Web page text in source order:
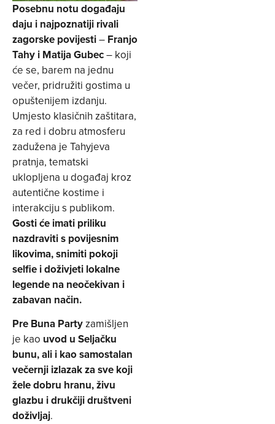
Posebnu notu događaju
daju i najpoznatiji rivali
zagorske povijesti– Franjo
Tahy i Matija Gubec– koji
će se, barem na jednu
večer, pridružiti gostima u
opuštenijem izdanju.
Umjesto klasičnih zaštitara,
za red i dobru atmosferu
zadužena je Tahyjeva
pratnja, tematski
uklopljena u događaj kroz
autentične kostime i
interakciju s publikom.
Gosti će imati priliku
nazdraviti s povijesnim
likovima, snimiti pokoji
selfie i doživjeti lokalne
legende na neočekivan i
zabavan način.
Pre Buna Partyzamišljen
je kao uvod u Seljačku
bunu, ali i kao samostalan
večernji izlazak za sve koji
žele dobru hranu, živu
glazbu i drukčiji društveni
doživljaj.